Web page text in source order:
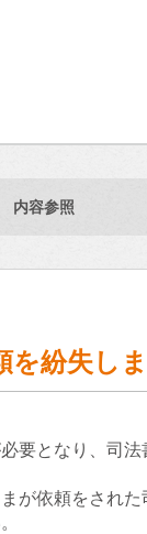
内容参照
を紛失し
要となり、司
が依頼をされ